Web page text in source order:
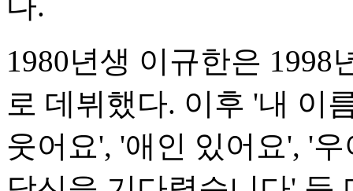
1980년생 이규한은
로 데뷔했다. 이후 '내 이
웃어요', '애인 있어요', '